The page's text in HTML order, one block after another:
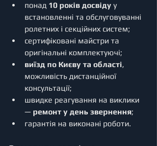
понад 10 років досвіду у
встановленні та обслуговуванні
ролетних і секційних систем;
сертифіковані майстри та
оригінальні комплектуючі;
виїзд по Києву та області,
можливість дистанційної
консультації;
швидке реагування на виклики
— ремонт у день звернення;
гарантія на виконані роботи.